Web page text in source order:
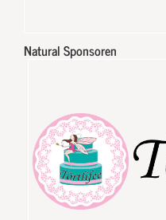
Natural Sponsoren